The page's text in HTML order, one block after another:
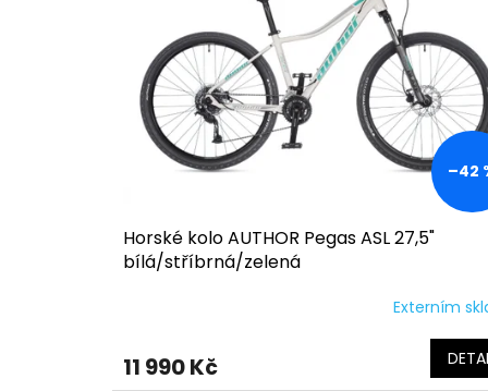
–42
Horské kolo AUTHOR Pegas ASL 27,5"
bílá/stříbrná/zelená
Externím
11 990 Kč